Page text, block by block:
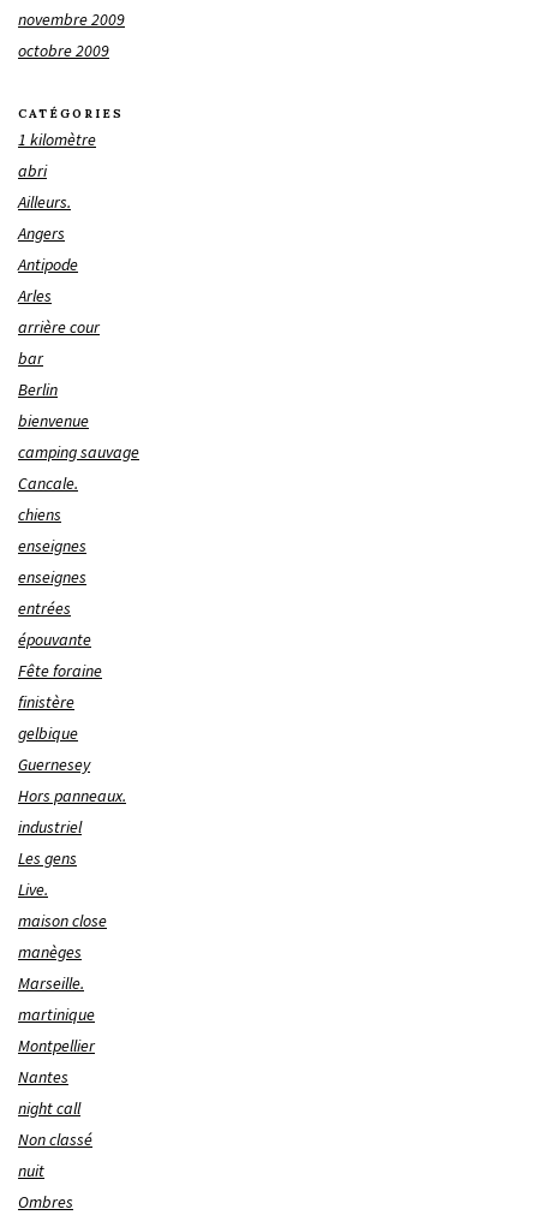
novembre 2009
octobre 2009
CATÉGORIES
1 kilomètre
abri
Ailleurs.
Angers
Antipode
Arles
arrière cour
bar
Berlin
bienvenue
camping sauvage
Cancale.
chiens
enseignes
enseignes
entrées
épouvante
Fête foraine
finistère
gelbique
Guernesey
Hors panneaux.
industriel
Les gens
Live.
maison close
manèges
Marseille.
martinique
Montpellier
Nantes
night call
Non classé
nuit
Ombres